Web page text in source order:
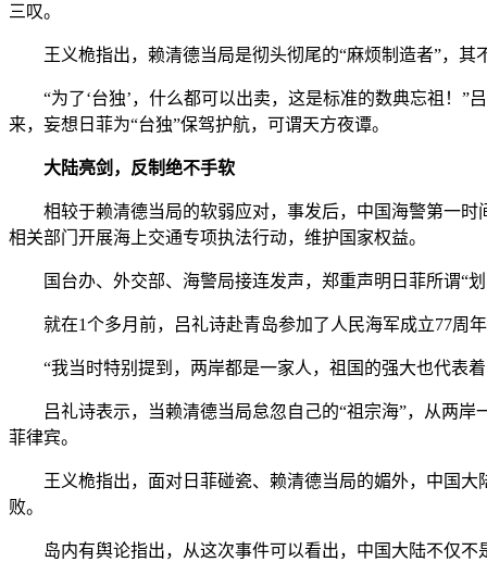
三叹。
王义桅指出，赖清德当局是彻头彻尾的“麻烦制造者”，其
“为了‘台独’，什么都可以出卖，这是标准的数典忘祖！”
来，妄想日菲为“台独”保驾护航，可谓天方夜谭。
大陆亮剑，反制绝不手软
相较于赖清德当局的软弱应对，事发后，中国海警第一时
相关部门开展海上交通专项执法行动，维护国家权益。
国台办、外交部、海警局接连发声，郑重声明日菲所谓“划
就在1个多月前，吕礼诗赴青岛参加了人民海军成立77周
“我当时特别提到，两岸都是一家人，祖国的强大也代表着
吕礼诗表示，当赖清德当局怠忽自己的“祖宗海”，从两岸
菲律宾。
王义桅指出，面对日菲碰瓷、赖清德当局的媚外，中国大
败。
岛内有舆论指出，从这次事件可以看出，中国大陆不仅不